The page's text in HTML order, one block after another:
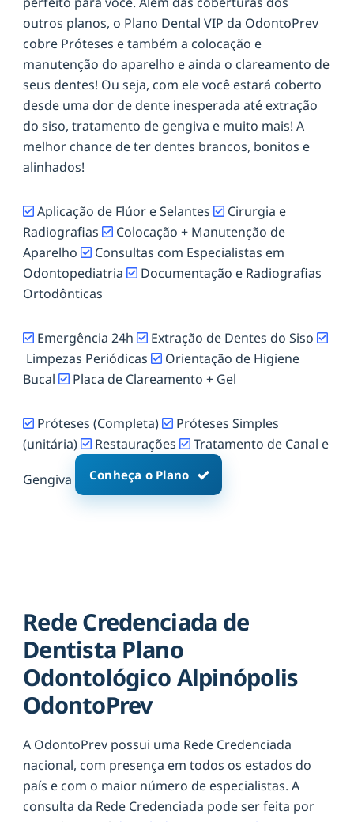
outros planos, o Plano Dental VIP da OdontoPrev
cobre Próteses e também a colocação e
manutenção do aparelho e ainda o clareamento de
seus dentes! Ou seja, com ele você estará coberto
desde uma dor de dente inesperada até extração
do siso, tratamento de gengiva e muito mais! A
melhor chance de ter dentes brancos, bonitos e
alinhados!
Aplicação de Flúor e Selantes
Cirurgia e
Radiografias
Colocação + Manutenção de
Aparelho
Consultas com Especialistas em
Odontopediatria
Documentação e Radiografias
Ortodônticas
Emergência 24h
Extração de Dentes do Siso
Limpezas Periódicas
Orientação de Higiene
Bucal
Placa de Clareamento + Gel
Próteses (Completa)
Próteses Simples
(unitária)
Restaurações Tratamento de Canal e
Gengiva Conheça o Plano
Rede Credenciada de
Dentista Plano
Odontológico Alpinópolis
OdontoPrev
A OdontoPrev possui uma Rede Credenciada
nacional, com presença em todos os estados do
país e com o maior número de especialistas. A
consulta da Rede Credenciada pode ser feita por